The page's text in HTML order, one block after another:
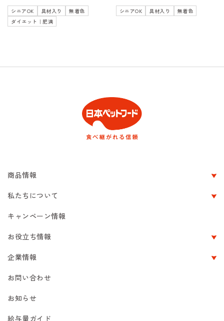
シニアOK 具材入り
無着色
ダイエット｜肥満
シニアOK 具材入り 無着色
商品情報
私たちについて
キャンペーン情報
お役立ち情報
企業情報
お問い合わせ
お知らせ
給与量ガイド